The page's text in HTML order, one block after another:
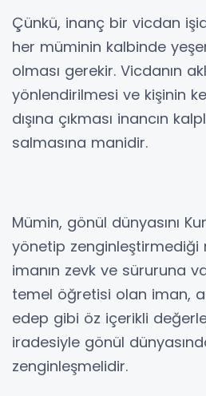
Çünkü, inanç bir vicdan
her müminin kalbinde
olması gerekir. Vicdanın
yönlendirilmesi ve kişinin
dışına çıkması inancın
salmasına manidir.
Mümin, gönül dünyasını
yönetip zenginleştirmediği
imanın zevk ve süruruna
temel öğretisi olan iman,
edep gibi öz içerikli
iradesiyle gönül
zenginleşmelidir.